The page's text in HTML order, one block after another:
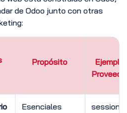
de Odoo junto con otras
Propósito
Esenciales